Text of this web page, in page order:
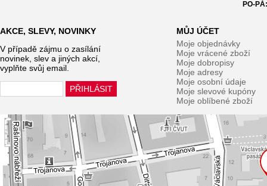
PO-
AKCE, SLEVY, NOVINKY
V případě zájmu o zasílání
novinek, slev a jiných akcí,
vyplňte svůj email.
MŮJ ÚČET
Moje objednávky
Moje vrácené zboží
Moje dobropisy
Moje adresy
Moje osobní údaje
Moje slevové kupóny
Moje oblíbené zboží